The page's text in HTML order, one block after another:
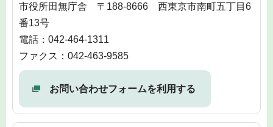
市役所田無庁舎 〒188-8666 西東京市南町五丁目6
番13号
電話：042-464-1311
ファクス：042-463-9585
お問い合わせフォームを利用する